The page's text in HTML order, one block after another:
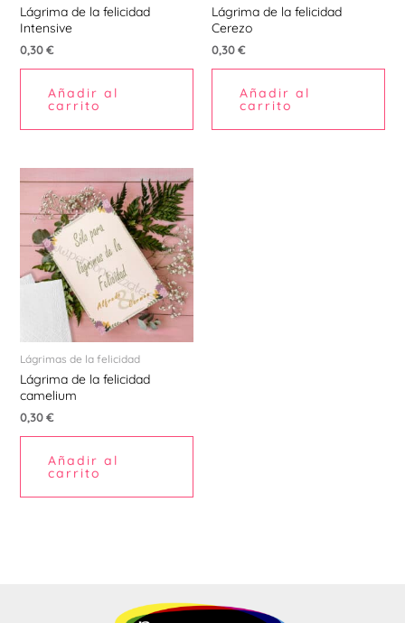
Lágrima de la felicidad
Intensive
0,30€
Añadir al
carrito
Lágrima de la felicidad
Cerezo
0,30€
Añadir al
carrito
Lágrimas de la felicidad
Lágrima de la felicidad
camelium
0,30€
Añadir al
carrito